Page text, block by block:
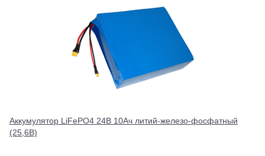
Аккумулятор LiFePO4 24В 10Ач литий-железо-фосфатный
(25,6В)